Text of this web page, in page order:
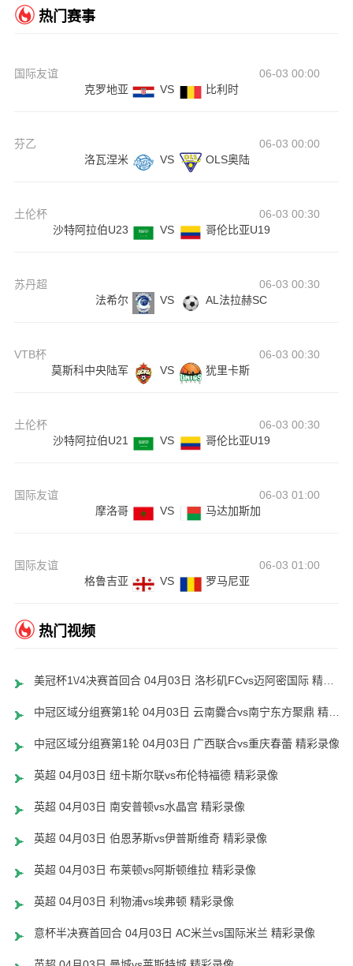
热门赛事
国际友谊
06-03 00:00
克罗地亚
VS 比利时
芬乙
06-03 00:00
洛瓦涅米
VS OLS奥陆
土伦杯
06-03 00:30
沙特阿拉伯U23
VS 哥伦比亚U19
苏丹超
06-03 00:30
法希尔
VS AL法拉赫SC
VTB杯
06-03 00:30
莫斯科中央陆军
VS 犹里卡斯
土伦杯
06-03 00:30
沙特阿拉伯U21
VS 哥伦比亚U19
国际友谊
06-03 01:00
摩洛哥
VS 马达加斯加
国际友谊
06-03 01:00
格鲁吉亚
VS 罗马尼亚
热门视频
美冠杯1\/4决赛首回合 04月03日 洛杉矶FCvs迈阿密国际 精彩录像
中冠区域分组赛第1轮 04月03日 云南爨合vs南宁东方聚鼎 精彩录像
中冠区域分组赛第1轮 04月03日 广西联合vs重庆春蕾 精彩录像
英超 04月03日 纽卡斯尔联vs布伦特福德 精彩录像
英超 04月03日 南安普顿vs水晶宫 精彩录像
英超 04月03日 伯恩茅斯vs伊普斯维奇 精彩录像
英超 04月03日 布莱顿vs阿斯顿维拉 精彩录像
英超 04月03日 利物浦vs埃弗顿 精彩录像
意杯半决赛首回合 04月03日 AC米兰vs国际米兰 精彩录像